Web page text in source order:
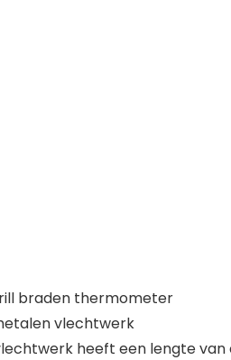
braden thermometer
vlechtwerk
heeft een lengte van